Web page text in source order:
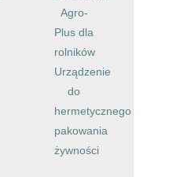
Agro-
Plus dla
rolników
Urządzenie
do
hermetycznego
pakowania
żywności